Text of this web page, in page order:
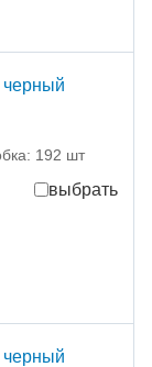
192 шт
выбрать